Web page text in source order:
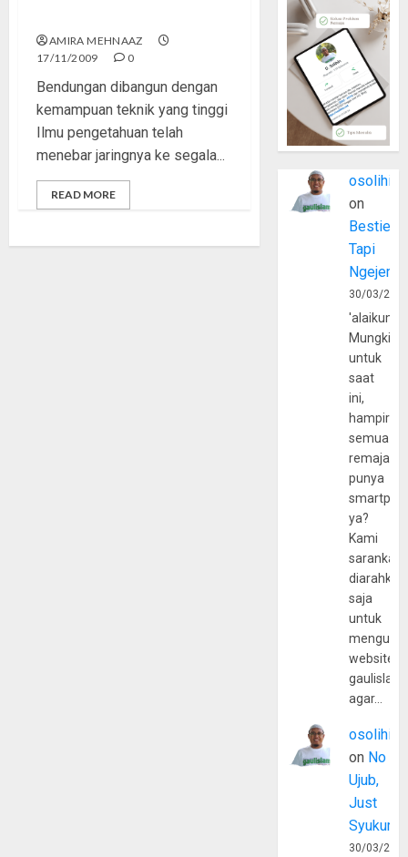
AMIRA MEHNAAZ
17/11/2009
0
Bendungan dibangun dengan
kemampuan teknik yang tinggi
Ilmu pengetahuan telah
menebar jaringnya ke segala...
READ MORE
osolihin
on
Bestie
Tapi
30/03/
Mungkin
untuk
saat
ini,
hampir
semua
remaja
punya
ya?
Kami
sarankan,
diarahkan
saja
untuk
website
agar…
osolihin
on No
Ujub,
Just
Syukur
30/03/